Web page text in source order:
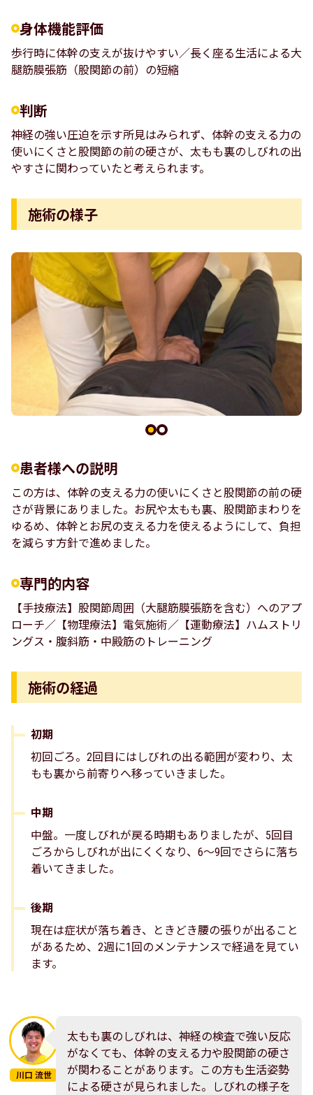
身体機能評価
歩行時に体幹の支えが抜けやすい／長く座る生活による大
腿筋膜張筋（股関節の前）の短縮
判断
神経の強い圧迫を示す所見はみられず、体幹の支える力の
使いにくさと股関節の前の硬さが、太もも裏のしびれの出
やすさに関わっていたと考えられます。
施術の様子
患者様への説明
この方は、体幹の支える力の使いにくさと股関節の前の硬
さが背景にありました。お尻や太もも裏、股関節まわりを
ゆるめ、体幹とお尻の支える力を使えるようにして、負担
を減らす方針で進めました。
専門的内容
【手技療法】股関節周囲（大腿筋膜張筋を含む）へのアプ
ローチ／【物理療法】電気施術／【運動療法】ハムストリ
ングス・腹斜筋・中殿筋のトレーニング
施術の経過
初期
初回ごろ。2回目にはしびれの出る範囲が変わり、太
もも裏から前寄りへ移っていきました。
中期
中盤。一度しびれが戻る時期もありましたが、5回目
ごろからしびれが出にくくなり、6〜9回でさらに落ち
着いてきました。
後期
現在は症状が落ち着き、ときどき腰の張りが出ること
があるため、2週に1回のメンテナンスで経過を見てい
ます。
川口 流世
太もも裏のしびれは、神経の検査で強い反応
がなくても、体幹の支える力や股関節の硬さ
が関わることがあります。この方も生活姿勢
による硬さが見られました。しびれの様子を